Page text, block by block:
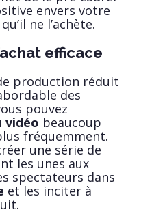
envers votre
ne l’achète.
efficace
production réduit
des
pouvez
vidéo beaucoup
fréquemment.
une série de
les unes aux
spectateurs dans
et les inciter à